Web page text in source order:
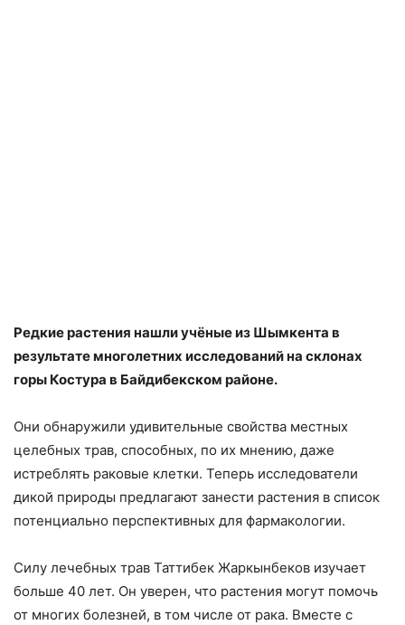
Редкие растения нашли учёные из Шымкента в
результате многолетних исследований на склонах
горы Костура в Байдибекском районе.
Они обнаружили удивительные свойства местных
целебных трав, способных, по их мнению, даже
истреблять раковые клетки. Теперь исследователи
дикой природы предлагают занести растения в список
потенциально перспективных для фармакологии.
Силу лечебных трав Таттибек Жаркынбеков изучает
больше 40 лет. Он уверен, что растения могут помочь
от многих болезней, в том числе от рака. Вместе с